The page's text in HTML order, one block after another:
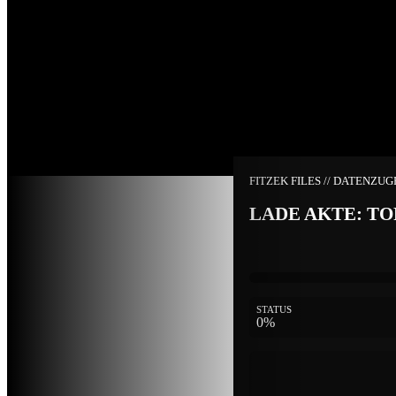
FITZEK FILES //
LADE AKTE:
STATUS
0%